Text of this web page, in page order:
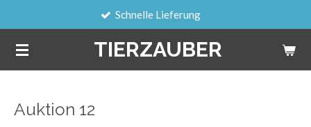
springen
TIERZAUBER
Schnelle Lieferung
Auktion 12